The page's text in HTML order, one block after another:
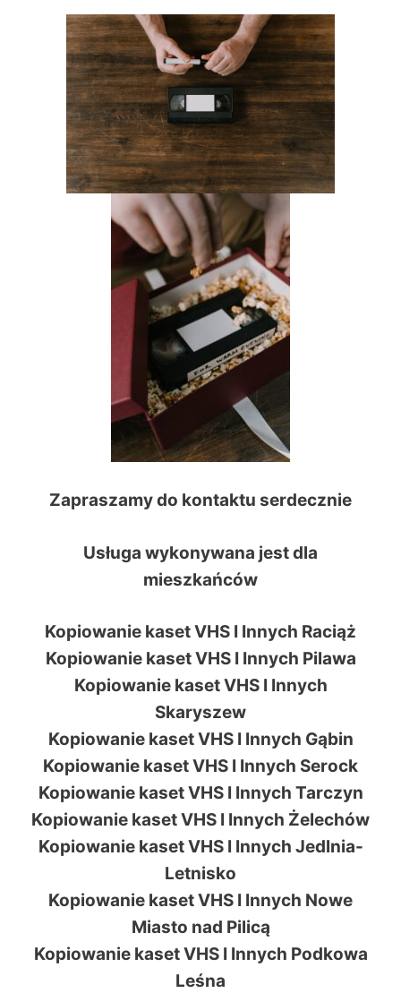
Zapraszamy do kontaktu serdecznie
Usługa wykonywana jest dla
mieszkańców
Kopiowanie kaset VHS I Innych Raciąż
Kopiowanie kaset VHS I Innych Pilawa
Kopiowanie kaset VHS I Innych
Skaryszew
Kopiowanie kaset VHS I Innych Gąbin
Kopiowanie kaset VHS I Innych Serock
Kopiowanie kaset VHS I Innych Tarczyn
Kopiowanie kaset VHS I Innych Żelechów
Kopiowanie kaset VHS I Innych Jedlnia-
Letnisko
Kopiowanie kaset VHS I Innych Nowe
Miasto nad Pilicą
Kopiowanie kaset VHS I Innych Podkowa
Leśna